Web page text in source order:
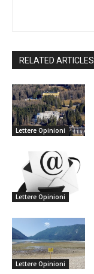
RELATED ARTICLES
Lettere Opinioni
Lettere Opinioni
Lettere Opinioni